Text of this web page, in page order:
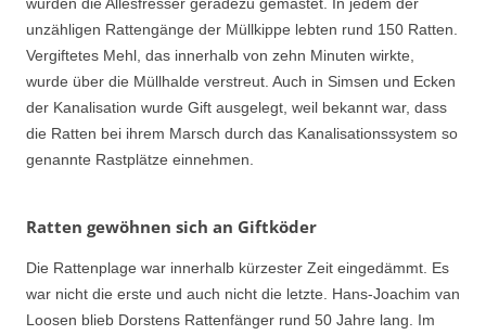
unzähligen Rattengänge der Müllkippe lebten rund 150 Ratten.
Vergiftetes Mehl, das innerhalb von zehn Minuten wirkte,
wurde über die Müllhalde verstreut. Auch in Simsen und Ecken
der Kanalisation wurde Gift ausgelegt, weil bekannt war, dass
die Ratten bei ihrem Marsch durch das Kanalisationssystem so
genannte Rastplätze einnehmen.
Ratten gewöhnen sich an Giftköder
Die Rattenplage war innerhalb kürzester Zeit eingedämmt. Es
war nicht die erste und auch nicht die letzte. Hans-Joachim van
Loosen blieb Dorstens Rattenfänger rund 50 Jahre lang. Im